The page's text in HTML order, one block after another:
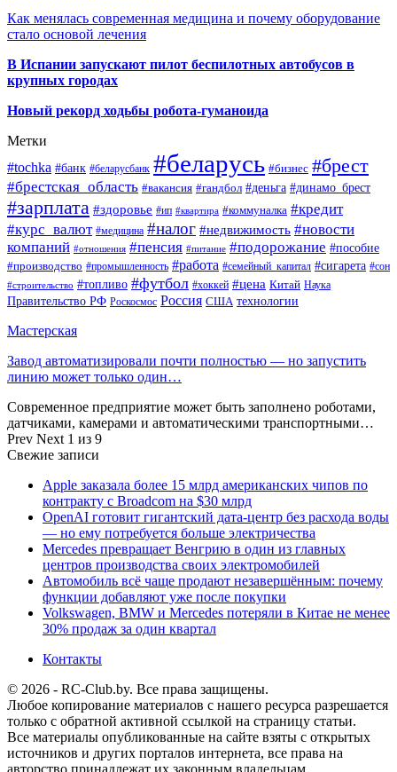
Как менялась современная медицина и почему оборудование
стало основой лечения
В Испании запускают пилот беспилотных автобусов в
крупных городах
Новый рекорд ходьбы робота-гуманоида
Метки
#tochka #банк #беларусбанк #беларусь #бизнес #брест
#брестская_область #вакансия #гандбол #деньга #динамо_брест
#зарплата #здоровье #ип #квартира #коммуналка #кредит
#курс_валют #медицина #налог #недвижимость #новости
компаний #отношения #пенсия #питание #подорожание #пособие
#производство #промышленность #работа #семейный_капитал #сигарета #сон
#строительство #топливо #футбол #хоккей #цена Китай Наука
Правительство РФ Роскосмос Россия США технологии
Мастерская
Завод автоматизировали почти полностью — но запустить
линию может только один…
Современное предприятие может быть заполнено роботами,
датчиками, камерами и автоматическими транспортными…
Prev Next 1 из 9
Свежие записи
Apple заказала более 15 млрд американских чипов по
контракту с Broadcom на $30 млрд
OpenAI готовит гигантский дата-центр без расхода воды
— но ему потребуется больше электричества
Mercedes превращает Венгрию в один из главных
центров производства своих электромобилей
Автомобиль всё чаще продают незавершённым: почему
функции добавляют уже после покупки
Volkswagen, BMW и Mercedes потеряли в Китае не менее
30% продаж за один квартал
Контакты
© 2026 - RC-Club.by. Все права защищены.
Любое копирование материалов с нашего ресурса разрешается
только с обратной активной ссылкой на страницу статьи.
Все материалы опубликованные на сайте взяты с открытых
источников и других порталов интернета, все права на
авторство принадлежат их законным владельцам.